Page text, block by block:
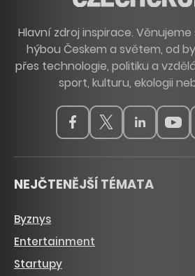
Hlavní zdroj inspirace.
hýbou Českem a světem, od
přes technologie, politiku a
sport, kulturu, ekologii
NEJČTENĚJŠÍ TÉMATA
Byznys
Entertainment
Startupy